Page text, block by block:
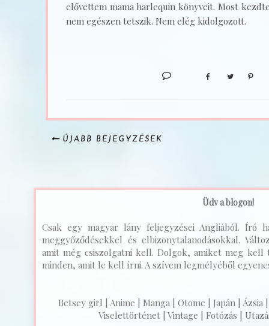
elővettem mama harlequin könyveit. Most
nem egészen tetszik. Nem elég kidolgozott.
ÚJABB BEJEGYZÉSEK
Üdv a blogon!
Csak egy magyar lány feljegyzései Angliából. Író
meggyőződésekkel és elbizonytalanodásokkal.
amit még csiszolgatni kell. Dolgok, amiket meg
minden, amit le kell írni. A szívem legmélyéből
Betsey girl | Anime | Manga | Otome | Japán |
Viselettörténet | Vintage | Fotózás |